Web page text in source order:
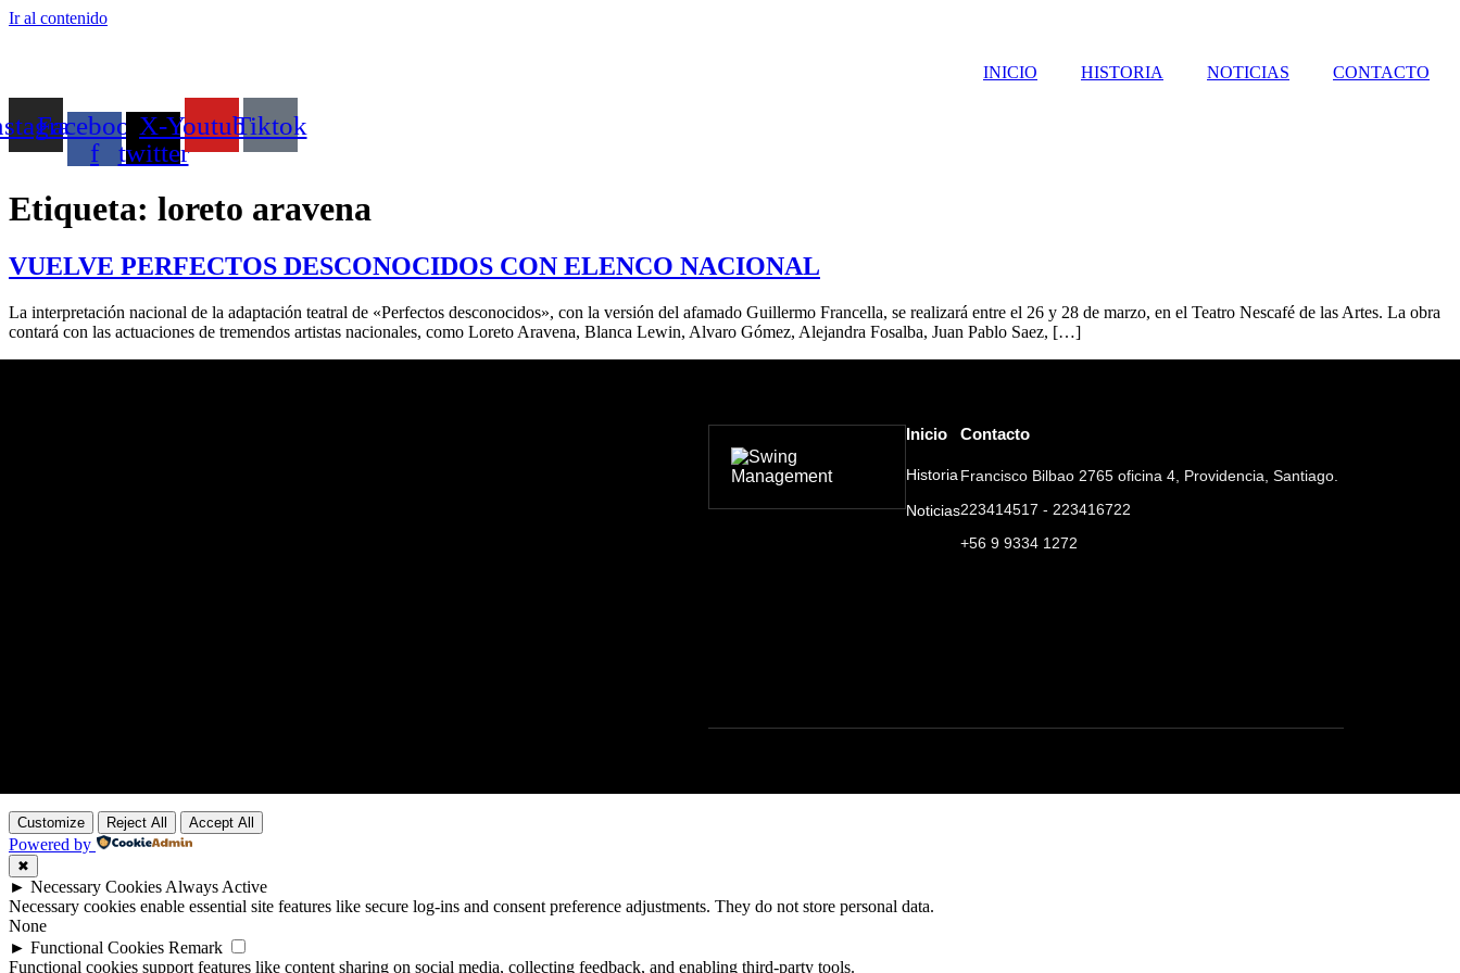
Ir al contenido
INICIO HISTORIA NOTICIAS CONTACTO
Facebook-
f
X-
twitter
YoutubeTiktok
Etiqueta: loreto aravena
VUELVE PERFECTOS DESCONOCIDOS CON ELENCO NACIONAL
La interpretación nacional de la adaptación teatral de «Perfectos desconocidos», con la versión del afamado Guillermo Francella, se realizará entre el 26 y 28 de marzo, en el Teatro Nescafé de las Artes. La obra
contará con las actuaciones de tremendos artistas nacionales, como Loreto Aravena, Blanca Lewin, Alvaro Gómez, Alejandra Fosalba, Juan Pablo Saez, […]
Inicio
Historia
Noticias
Contacto
Francisco Bilbao 2765 oficina 4, Providencia, Santiago.
223414517 - 223416722
+56 9 9334 1272
Customize Reject All Accept All
Powered by
✖
► Necessary Cookies Always Active
Necessary cookies enable essential site features like secure log-ins and consent preference adjustments. They do not store personal data.
None
► Functional Cookies Remark
Functional cookies support features like content sharing on social media, collecting feedback, and enabling third-party tools.